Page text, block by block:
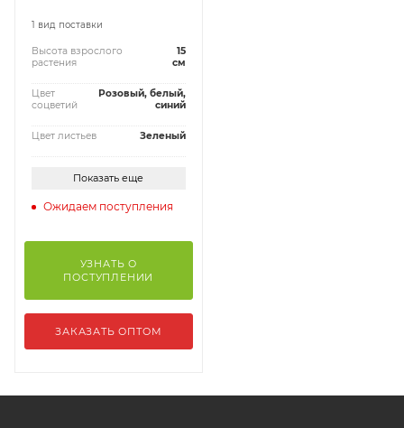
1 вид поставки
Высота взрослого
растения
15
см
Цвет
соцветий
Розовый, белый,
синий
Цвет листьев Зеленый
Показать еще
Ожидаем поступления
УЗНАТЬ О
ПОСТУПЛЕНИИ
ЗАКАЗАТЬ ОПТОМ